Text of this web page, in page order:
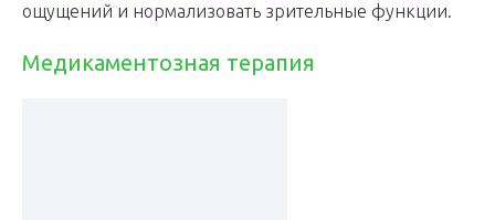
ощущений и нормализовать зрительные функции.
Медикаментозная терапия